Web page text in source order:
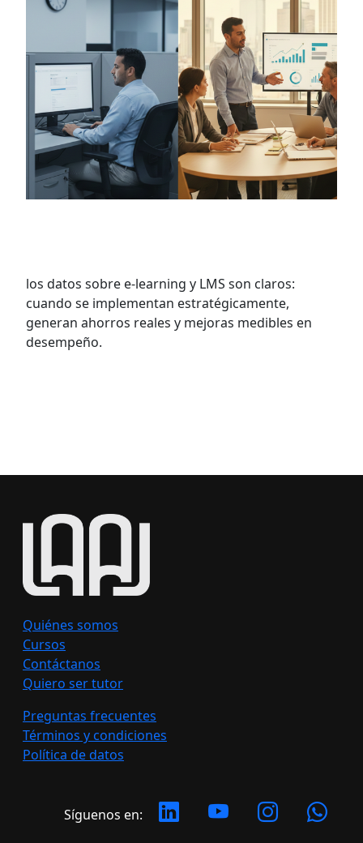
los datos sobre e-learning y LMS son claros:
cuando se implementan estratégicamente,
generan ahorros reales y mejoras medibles en
desempeño.
Quiénes somos
Cursos
Contáctanos
Quiero ser tutor
Preguntas frecuentes
Términos y condiciones
Política de datos
Síguenos en: